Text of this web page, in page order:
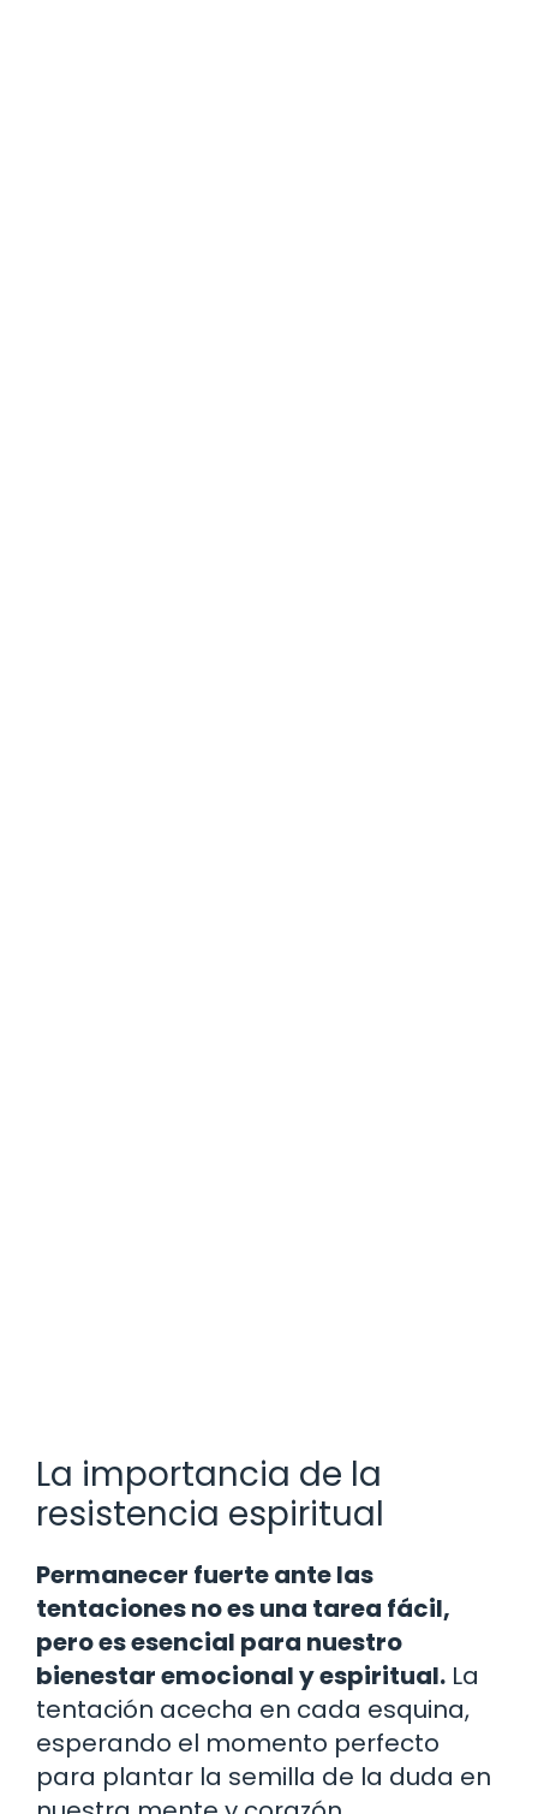
La importancia de la
resistencia espiritual
Permanecer fuerte ante las
tentaciones no es una tarea fácil,
pero es esencial para nuestro
bienestar emocional y espiritual. La
tentación acecha en cada esquina,
esperando el momento perfecto
para plantar la semilla de la duda en